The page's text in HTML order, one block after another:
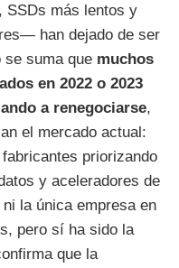
SSDs más lentos y
han dejado de ser
se suma que muchos
en 2022 o 2023
a renegociarse,
el mercado actual:
priorizando
y aceleradores de
la única empresa en
pero sí ha sido la
que la